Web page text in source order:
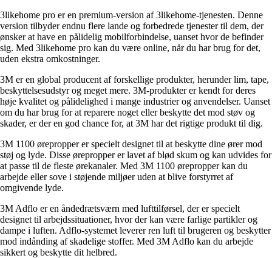
3likehome pro er en premium-version af 3likehome-tjenesten. Denne
version tilbyder endnu flere lande og forbedrede tjenester til dem, der
ønsker at have en pålidelig mobilforbindelse, uanset hvor de befinder
sig. Med 3likehome pro kan du være online, når du har brug for det,
uden ekstra omkostninger.
3M er en global producent af forskellige produkter, herunder lim, tape,
beskyttelsesudstyr og meget mere. 3M-produkter er kendt for deres
høje kvalitet og pålidelighed i mange industrier og anvendelser. Uanset
om du har brug for at reparere noget eller beskytte det mod støv og
skader, er der en god chance for, at 3M har det rigtige produkt til dig.
3M 1100 ørepropper er specielt designet til at beskytte dine ører mod
støj og lyde. Disse ørepropper er lavet af blød skum og kan udvides for
at passe til de fleste ørekanaler. Med 3M 1100 ørepropper kan du
arbejde eller sove i støjende miljøer uden at blive forstyrret af
omgivende lyde.
3M Adflo er en åndedrætsværn med lufttilførsel, der er specielt
designet til arbejdssituationer, hvor der kan være farlige partikler og
dampe i luften. Adflo-systemet leverer ren luft til brugeren og beskytter
mod indånding af skadelige stoffer. Med 3M Adflo kan du arbejde
sikkert og beskytte dit helbred.